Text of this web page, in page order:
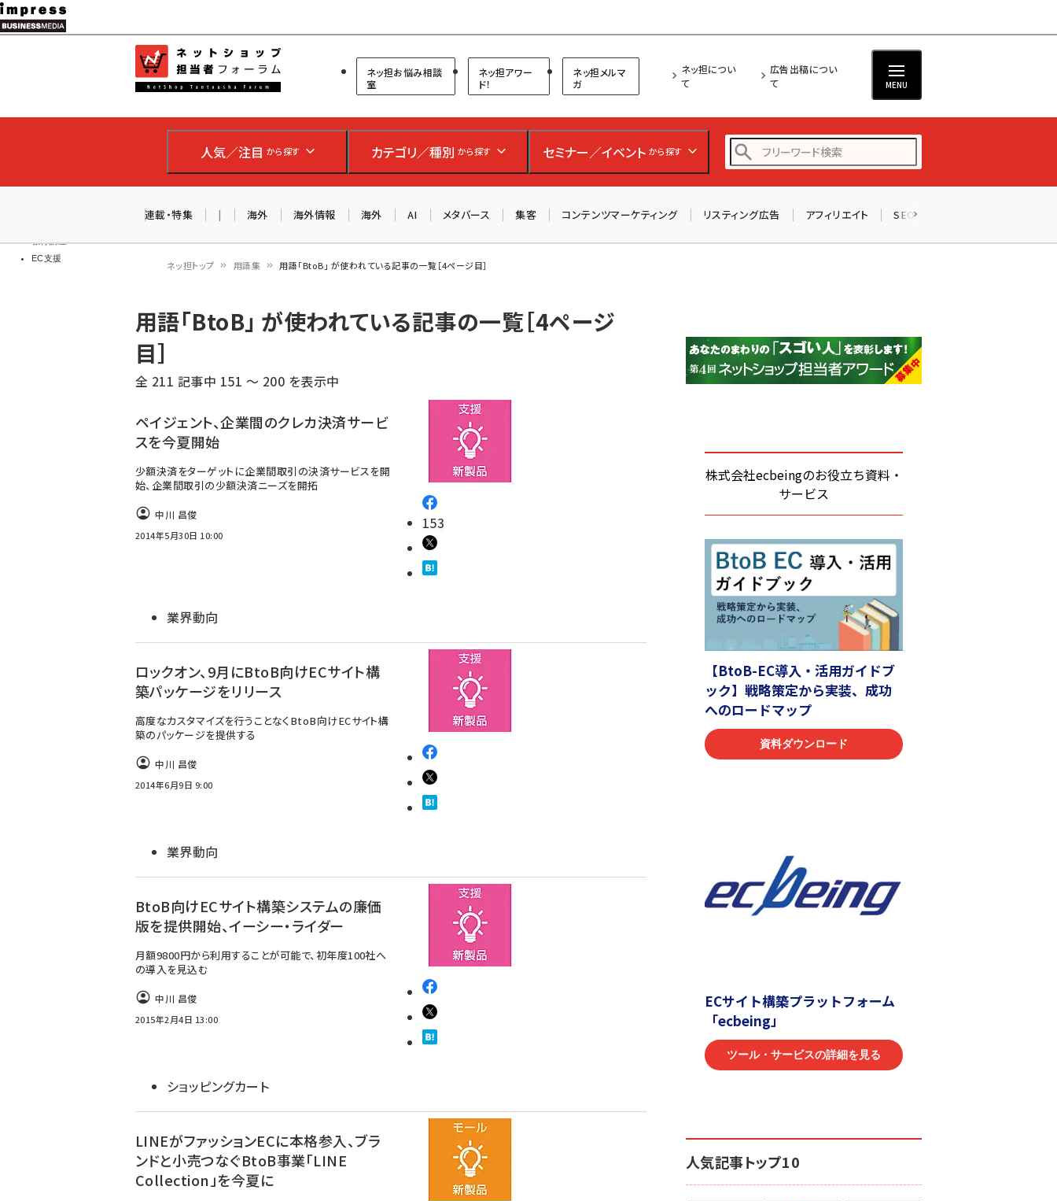
メ
イ
ン
ツ
移
教育講座
EC支援
ネットショップ担当者フォーラム
ネッ担お悩み相談
室
ネッ担アワー
ド！
ネッ担メルマ
ガ
ネッ担につい
て
広告出稿につい
て
MENU
人気／注目 から探す カテゴリ／種別 から探す セミナー／イベント から探す
アスクル (1122)
base (1081)
連載・特集 | 海外 海外情報 海外 AI メタバース 集客 コンテンツマーケティング リスティング広告 アフィリエイト SEO
ン
く
ず
ネッ担トップ 用語集 用語「BtoB」 が使われている記事の一覧［4ページ目］
用語「BtoB」 が使われている記事の一覧［4ページ
目］
全 211 記事中 151 ～ 200 を表示中
ペイジェント、企業間のクレカ決済サービ
スを今夏開始
少額決済をターゲットに企業間取引の決済サービスを開
始、企業間取引の少額決済ニーズを開拓
中川 昌俊
2014年5月30日 10:00
153
業界動向
ロックオン、9月にBtoB向けECサイト構
築パッケージをリリース
高度なカスタマイズを行うことなくBtoB向けECサイト構
築のパッケージを提供する
中川 昌俊
2014年6月9日 9:00
業界動向
BtoB向けECサイト構築システムの廉価
版を提供開始、イーシー・ライダー
月額9800円から利用することが可能で、初年度100社へ
の導入を見込む
中川 昌俊
2015年2月4日 13:00
ショッピングカート
LINEがファッションECに本格参入、ブラ
ンドと小売つなぐBtoB事業「LINE
Collection」を今夏に
人気記事トップ10
お知らせ
AIが買い物を代行する時代に打つべき「次の一手」とは？
アルペン、オイシックス、元UA責任者が登壇のリアルECセ
ミナー（8/26＠東京）【交流会も実施】
8/26（水）、東京・四谷で開催。登壇者・聴講者と交流できる
参加登録はこちら↑